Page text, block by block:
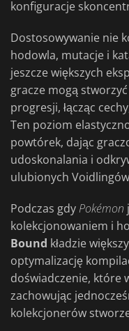
konfiguracje
Dostosowywanie nie
hodowla, mutacje i
jeszcze większych
gracze mogą
progresji, łącząc
Ten poziom
powtórek, dając
udoskonalania i
ulubionych
Podczas gdyPokémon
kolekcjonowaniem i
Bound kładzie
optymalizację
doświadczenie, które
zachowując
kolekcjonerów